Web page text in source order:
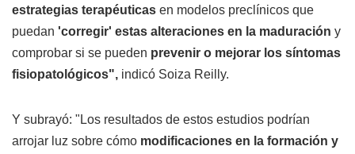
estrategias terapéuticas en modelos preclínicos que
puedan 'corregir' estas alteraciones en la maduración y
comprobar si se pueden prevenir o mejorar los síntomas
fisiopatológicos", indicó Soiza Reilly.
Y subrayó: "Los resultados de estos estudios podrían
arrojar luz sobre cómo modificaciones en la formación y